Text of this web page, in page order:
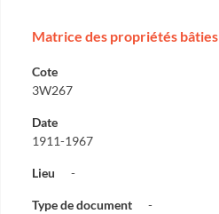
Matrice des propriétés bâties
Cote
3W267
Date
1911-1967
Lieu -
Type de document -